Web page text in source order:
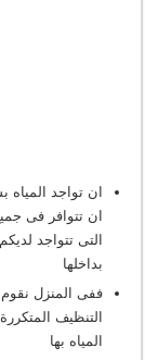
ان تواجد
ان تتوافر فى
التى تتواجد
بداخلها
ففى المنزل
التنظيف
المياه بها